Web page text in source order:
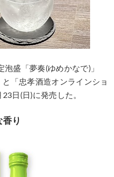
盛「夢奏(ゆめかなで)」
「忠孝酒造オンラインショ
日(日)に発売した。
り